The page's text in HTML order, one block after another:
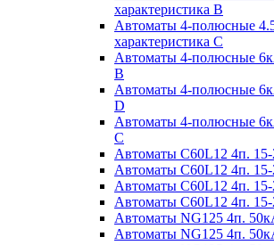
характеристика В
Автоматы 4-полюсные
характеристика С
Автоматы 4-полюсные
B
Автоматы 4-полюсные
D
Автоматы 4-полюсные
С
Автоматы C60L12 4п.
Автоматы C60L12 4п.
Автоматы C60L12 4п.
Автоматы C60L12 4п.
Автоматы NG125 4п.
Автоматы NG125 4п.